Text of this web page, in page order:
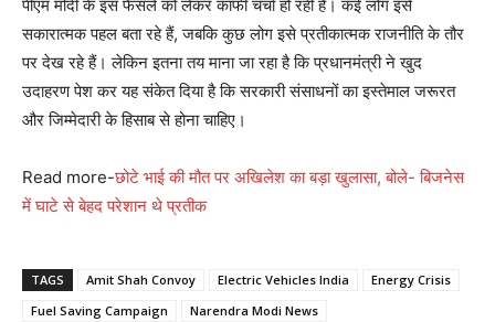
पीएम मोदी के इस फैसले को लेकर काफी चर्चा हो रही है। कई लोग इसे
सकारात्मक पहल बता रहे हैं, जबकि कुछ लोग इसे प्रतीकात्मक राजनीति के तौर
पर देख रहे हैं। लेकिन इतना तय माना जा रहा है कि प्रधानमंत्री ने खुद
उदाहरण पेश कर यह संकेत दिया है कि सरकारी संसाधनों का इस्तेमाल जरूरत
और जिम्मेदारी के हिसाब से होना चाहिए।
Read more-छोटे भाई की मौत पर अखिलेश का बड़ा खुलासा, बोले- बिजनेस
में घाटे से बेहद परेशान थे प्रतीक
TAGS Amit Shah Convoy Electric Vehicles India
Energy Crisis
Fuel Saving Campaign
Narendra Modi News